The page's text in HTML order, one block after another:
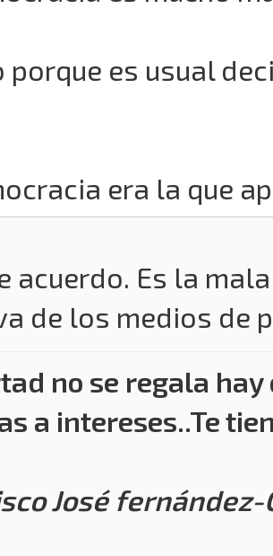
porque es usual
era la que
acuerdo. Es la
de los medios de
no se regala
a intereses..Te
José